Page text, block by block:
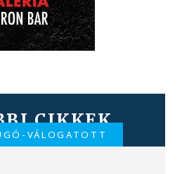
CIKKEK
VÁLOGATOTT